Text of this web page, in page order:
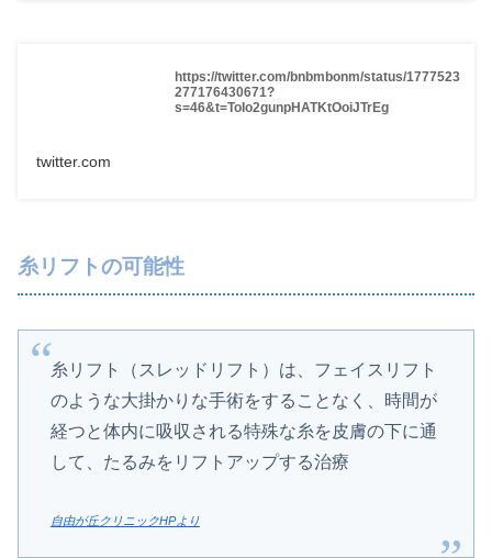
https://twitter.com/bnbmbonm/status/1777523
277176430671?
s=46&t=ToIo2gunpHATKtOoiJTrEg
twitter.com
糸リフトの可能性
糸リフト（スレッドリフト）は、フェイスリフト
のような大掛かりな手術をすることなく、時間が
経つと体内に吸収される特殊な糸を皮膚の下に通
して、たるみをリフトアップする治療
自由が丘クリニックHPより